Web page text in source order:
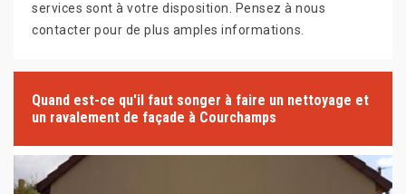
services sont à votre disposition. Pensez à nous
contacter pour de plus amples informations.
Quand est-ce qu'il faut songer à faire un nettoyage et
un ravalement de façade à Courchamps